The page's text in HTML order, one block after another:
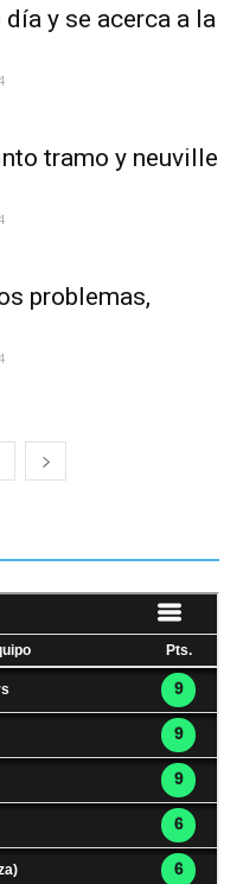
y se acerca a la
tramo y neuville
problemas,